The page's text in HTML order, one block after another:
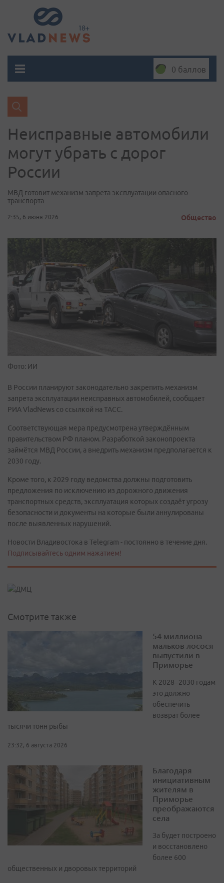
0 баллов
Неисправные автомобили
могут убрать с дорог
России
МВД готовит механизм запрета эксплуатации опасного
транспорта
2:35, 6 июня 2026 Общество
Фото: ИИ
В России планируют законодательно закрепить механизм
запрета эксплуатации неисправных автомобилей, сообщает
РИА VladNews со ссылкой на ТАСС.
Соответствующая мера предусмотрена утверждённым
правительством РФ планом. Разработкой законопроекта
займётся МВД России, а внедрить механизм предполагается к
2030 году.
Кроме того, к 2029 году ведомства должны подготовить
предложения по исключению из дорожного движения
транспортных средств, эксплуатация которых создаёт угрозу
безопасности и документы на которые были аннулированы
после выявленных нарушений.
Новости Владивостока в Telegram - постоянно в течение дня.
Подписывайтесь одним нажатием!
Смотрите также
54 миллиона
мальков лосося
выпустили в
Приморье
К 2028–2030 годам
это должно
обеспечить
возврат более
тысячи тонн рыбы
23:32, 6 августа 2026
Благодаря
инициативным
жителям в
Приморье
преображаются
села
За будет построено
и восстановлено
более 600
общественных и дворовых территорий